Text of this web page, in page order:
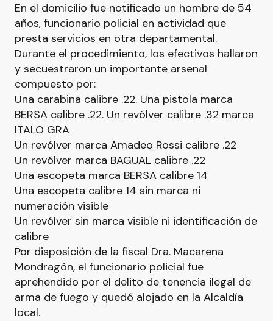
En el domicilio fue notificado un hombre de 54
años, funcionario policial en actividad que
presta servicios en otra departamental.
Durante el procedimiento, los efectivos hallaron
y secuestraron un importante arsenal
compuesto por:
Una carabina calibre .22. Una pistola marca
BERSA calibre .22. Un revólver calibre .32 marca
ITALO GRA
Un revólver marca Amadeo Rossi calibre .22
Un revólver marca BAGUAL calibre .22
Una escopeta marca BERSA calibre 14
Una escopeta calibre 14 sin marca ni
numeración visible
Un revólver sin marca visible ni identificación de
calibre
Por disposición de la fiscal Dra. Macarena
Mondragón, el funcionario policial fue
aprehendido por el delito de tenencia ilegal de
arma de fuego y quedó alojado en la Alcaldía
local.